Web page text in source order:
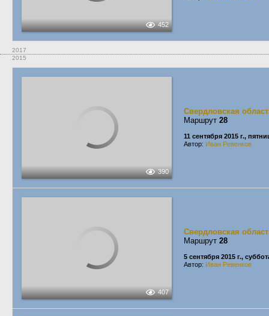
452
2017
2015
390
Свердловская
Маршрут 28
11 сентября 2015 г.,
Автор: Иван Ревенков
407
Свердловская
Маршрут 28
5 сентября 2015 г.,
Автор: Иван Ревенков